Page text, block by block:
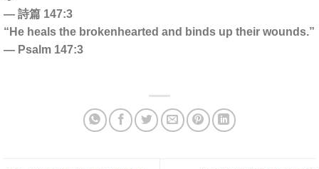
— 詩篇 147:3
“He heals the brokenhearted and binds up their wounds.”
— Psalm 147:3